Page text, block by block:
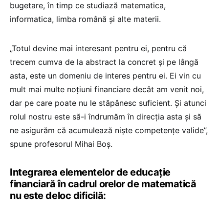
bugetare, în timp ce studiază matematica,
informatica, limba română și alte materii.
„Totul devine mai interesant pentru ei, pentru că
trecem cumva de la abstract la concret și pe lângă
asta, este un domeniu de interes pentru ei. Ei vin cu
mult mai multe noțiuni financiare decât am venit noi,
dar pe care poate nu le stăpânesc suficient. Și atunci
rolul nostru este să-i îndrumăm în direcția asta și să
ne asigurăm că acumulează niște competențe valide”,
spune profesorul Mihai Boș.
Integrarea elementelor de educație
financiară în cadrul orelor de matematică
nu este deloc dificilă: